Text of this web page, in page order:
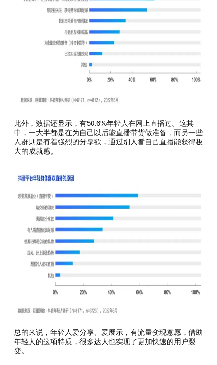
此外，数据还显示，有50.6%年轻人在网上直播过。这其
中，一大半都是在为自己以后能直播带货做准备，而另一些
人群则是有着强烈的分享欲，通过别人看自己直播能获得极
大的成就感。
总的来说，年轻人爱分享、爱展示，有流量变现意愿，借助
年轻人的这项特质，很多达人也实现了更加快速的用户裂
变。